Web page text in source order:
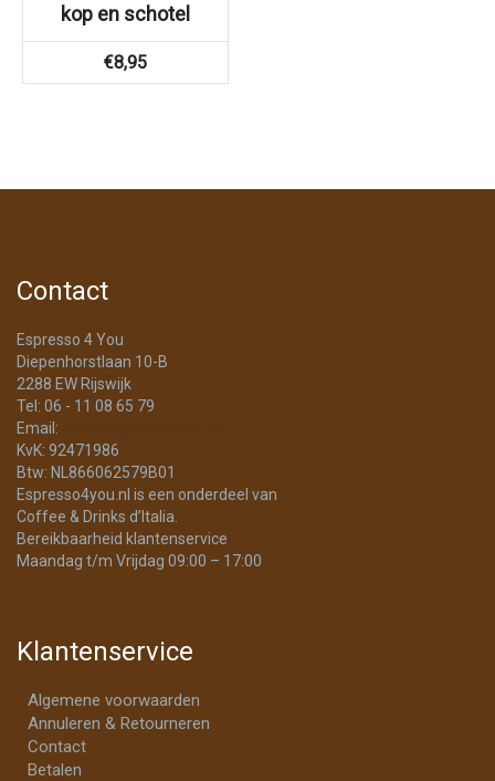
kop en schotel
€8,95
Contact
Espresso 4 You
Diepenhorstlaan 10-B
2288 EW Rijswijk
Tel: 06 - 11 08 65 79
Email:
KvK: 92471986
Btw: NL866062579B01
Espresso4you.nl is een onderdeel van
Coffee & Drinks d’Italia.
Bereikbaarheid klantenservice
Maandag t/m Vrijdag 09:00 – 17:00
Klantenservice
Algemene voorwaarden
Annuleren & Retourneren
Contact
Betalen